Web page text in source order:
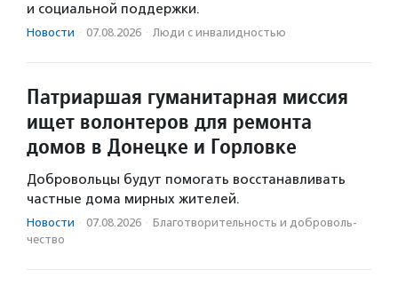
и социальной поддержки.
Новости · 07.08.2026 · Люди с инвалидностью
Патриаршая гуманитарная миссия
ищет волонтеров для ремонта
домов в Донецке и Горловке
Добровольцы будут помогать восстанавливать
частные дома мирных жителей.
Новости · 07.08.2026 · Благотвори­тель­ность и доброволь­
чест­во